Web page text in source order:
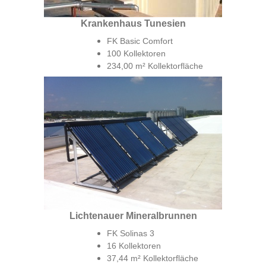
Krankenhaus Tunesien
FK Basic Comfort
100 Kollektoren
234,00 m² Kollektorfläche
Lichtenauer Mineralbrunnen
FK Solinas 3
16 Kollektoren
37,44 m² Kollektorfläche